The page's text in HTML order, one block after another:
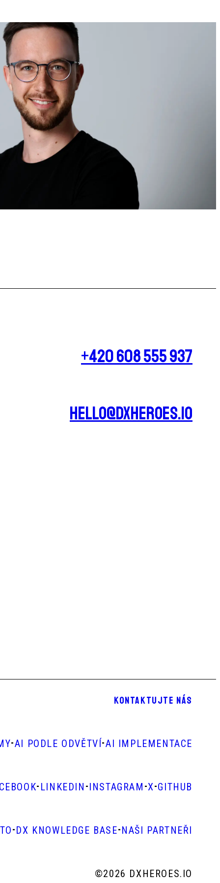
+420 608 555 937
hello@dxheroes.io
KONTAKTUJTE NÁS
-AI PODLE ODVĚTVÍ-AI IMPLEMENTACE
- LINKEDIN -INSTAGRAM -X-GITHUB
-DX KNOWLEDGE BASE-NAŠI PARTNEŘI
©2026 DXHEROES.IO